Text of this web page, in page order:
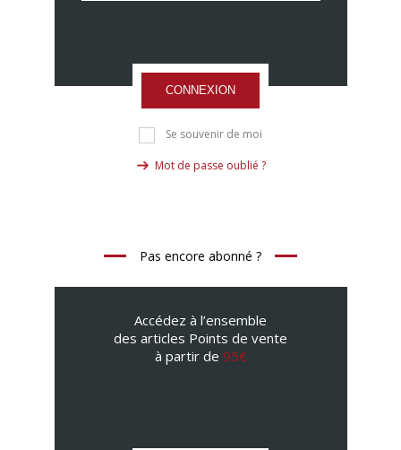
CONNEXION
Se souvenir de moi
Mot de passe oublié ?
Pas encore abonné ?
Accédez à l’ensemble
des articles Points de vente
à partir de 95€